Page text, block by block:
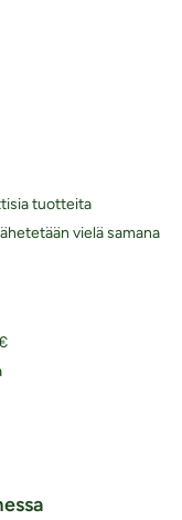
tuotteita
vielä samana